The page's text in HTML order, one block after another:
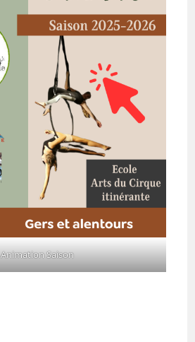
Animation Saison